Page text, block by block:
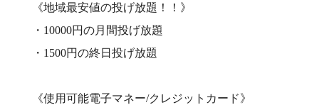
《地域最安値の投げ放題！！》
・10000円の月間投げ放題
・1500円の終日投げ放題
《使用可能電子マネー/クレジットカード》